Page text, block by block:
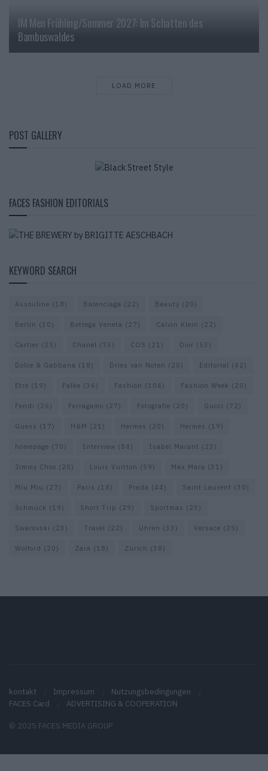
IM Men Frühling/Sommer 2027: Im Schatten des
Bambuswaldes
LOAD MORE
POST GALLERY
FACES FASHION EDITORIALS
KEYWORD SEARCH
Assouline (18) Balenciaga (22) Beauty (20)
Berlin (30) Bottega Veneta (27) Calvin Klein (22)
Cartier (25) Chanel (73) COS (21) Dior (53)
Dolce & Gabbana (18) Dries van Noten (20) Editorial (42)
Etro (19) Falke (36) Fashion (104) Fashion Week (20)
Fendi (26) Ferragamo (27) Fotografie (20) Gucci (72)
Guess (17) H&M (21) Hermes (20) Hermès (19)
homepage (70) Interview (84) Isabel Marant (23)
Jimmy Choo (20) Louis Vuitton (59) Max Mara (31)
Miu Miu (27) Paris (18) Prada (44) Saint Laurent (30)
Schmuck (19) Short Trip (29) Sportmax (23)
Swarovski (23) Travel (22) Uhren (33) Versace (25)
Wolford (20) Zara (18) Zürich (38)
kontakt Impressum
Nutzungsbedingungen
FACES Card
ADVERTISING & COOPERATION
© 2025 FACES MEDIA GROUP